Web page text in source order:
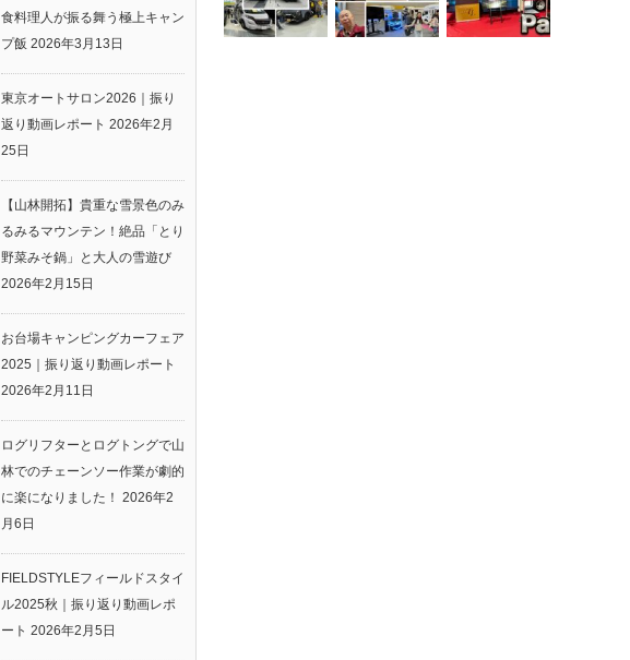
食料理人が振る舞う極上キャン
プ飯 2026年3月13日
東京オートサロン2026｜振り
返り動画レポート 2026年2月
25日
【山林開拓】貴重な雪景色のみ
るみるマウンテン！絶品「とり
野菜みそ鍋」と大人の雪遊び
2026年2月15日
お台場キャンピングカーフェア
2025｜振り返り動画レポート
2026年2月11日
ログリフターとログトングで山
林でのチェーンソー作業が劇的
に楽になりました！ 2026年2
月6日
FIELDSTYLEフィールドスタイ
ル2025秋｜振り返り動画レポ
ート 2026年2月5日